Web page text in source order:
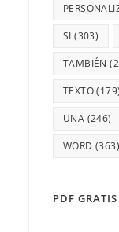
SI (303)
TAMBIÉN
TEXTO(179)
UNA (246)
WORD (363)
PDF GRATIS